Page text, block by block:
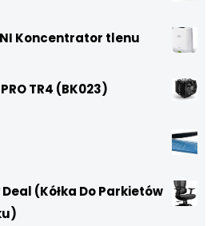
Koncentrator tlenu
TR4 (BK023)
(Kółka Do Parkietów